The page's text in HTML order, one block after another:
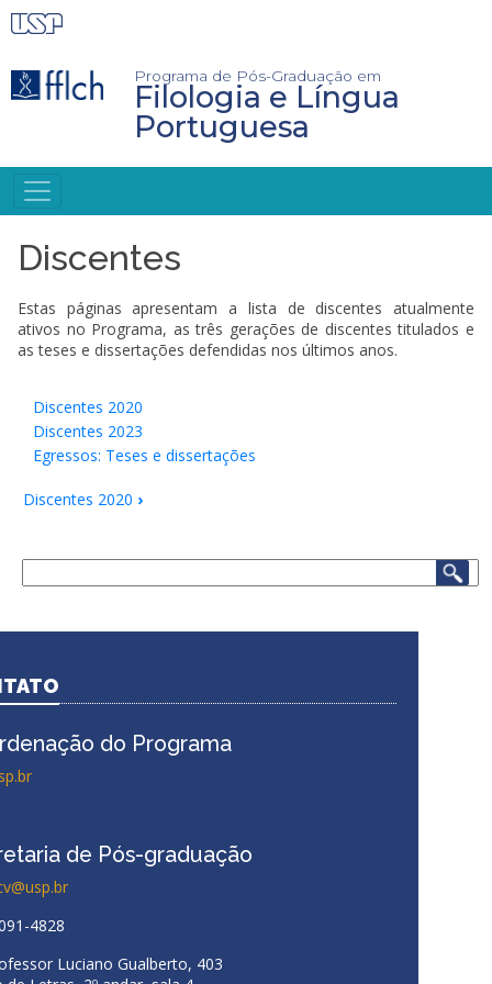
Pular
para
conteúdo
principal
Programa de Pós-Graduação em
Filologia e Língua
Portuguesa
NAVEGAÇÃO
PRINCIPAL
Discentes
Estas páginas apresentam a lista de discentes atualmente
ativos no Programa, as três gerações de discentes titulados e
as teses e dissertações defendidas nos últimos anos.
Discentes 2020
Discentes 2023
Egressos: Teses e dissertações
Links
livro
para
Discentes
Discentes 2020 ›
do Programa
de Pós-graduação
4828
Luciano Gualberto, 403